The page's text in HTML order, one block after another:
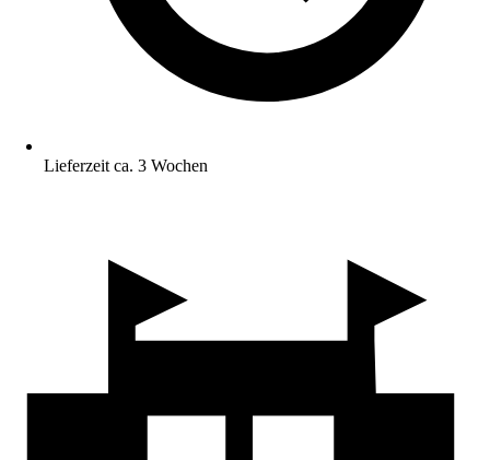
Lieferzeit ca. 3 Wochen